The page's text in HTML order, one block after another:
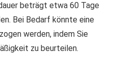
beträgt etwa 60 Tage
Bei Bedarf könnte eine
werden, indem Sie
zu beurteilen.